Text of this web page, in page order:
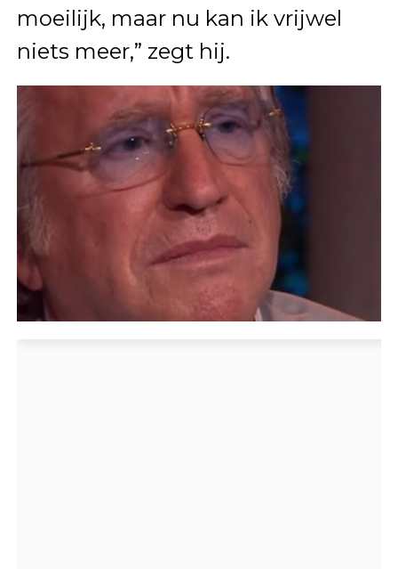
moeilijk, maar nu kan ik vrijwel
niets meer,” zegt hij.